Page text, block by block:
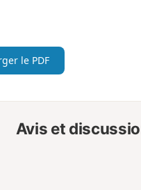
le PDF
Avis et